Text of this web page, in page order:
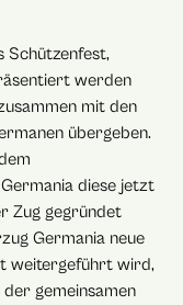
Schützenfest,
werden
mit den
übergeben.
diese jetzt
Zug gegründet
Germania neue
weitergeführt wird,
gemeinsamen